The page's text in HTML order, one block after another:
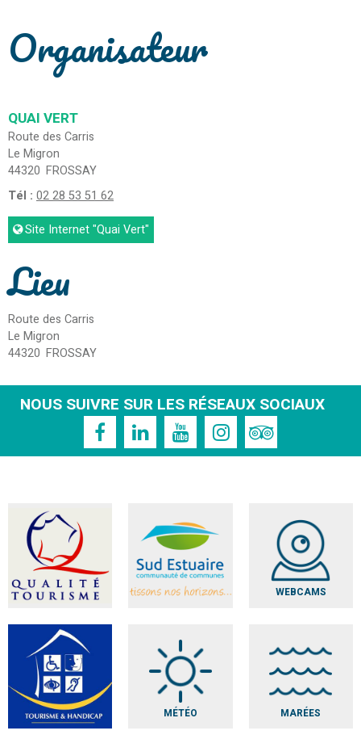
Organisateur
QUAI VERT
Route des Carris
Le Migron
44320 FROSSAY
Tél : 02 28 53 51 62
Site Internet"Quai Vert"
Lieu
Route des Carris
Le Migron
44320 FROSSAY
NOUS SUIVRE SUR LES RÉSEAUX SOCIAUX
WEBCAMS
MÉTÉO MARÉES